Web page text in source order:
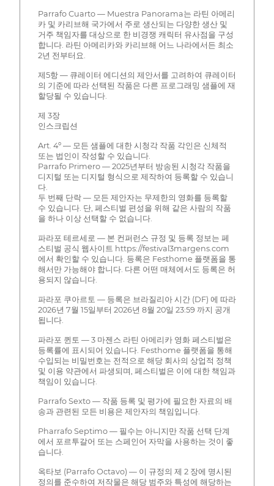
Parrafo Cuarto — Muestra Panorama는 라틴 아메리
카 및 카리브해 국가에서 주로 생산되는 다양한 생산 및
거주 책임자를 대상으로 한 비경쟁 캐릭터 유사점을 구성
합니다. 라틴 아메리카와 카리브해 어느 나라에서든 최소
2년 전부터요.
제5항 — 큐레이터 에디션의 제안서를 고려하여 큐레이터
의 기준에 따라 선택된 작품은 다른 프로그래밍 샘플에 재
할당될 수 있습니다.
제 3장
인스크립션
Art. 4º — 모든 샘플에 대한 시청각 작품 각인은 신체적
또는 법인이 작성할 수 있습니다.
Parrafo Primero — 2025년부터 방송된 시청각 작품을
디지털 또는 디지털 형식으로 제작하여 등록할 수 있습니
다.
두 번째 단락 — 모든 제안자는 무제한의 영화를 등록할
수 있습니다. 단, 페스티벌 편성을 위해 같은 사람의 작품
을 하나 이상 선택할 수 없습니다.
파라포 테르세로 — 본 컨퍼런스 규정 및 등록 정보는 페
스티벌 공식 웹사이트 https://festival3margens.com
에서 확인할 수 있습니다. 등록은 Festhome 플랫폼을 통
해서만 가능해야 합니다. 다른 어떤 매체에서도 등록은 허
용되지 않습니다.
파라포 쿠아르토 — 등록은 브라질리아 시간 (DF) 에 따라
2026년 7월 15일부터 2026년 8월 20일 23:59 까지 공개
됩니다.
파라포 퀸토 — 3 마젠스 라틴 아메리카 영화 페스티벌은
등록률에 표시되어 있습니다. Festhome 플랫폼을 통해
수입되는 비밀번호는 전적으로 해당 회사의 상업적 정책
및 이용 약관에서 파생되며, 페스티벌은 이에 대한 책임과
책임이 있습니다.
Parrafo Sexto — 작품 등록 및 평가에 필요한 자료의 배
송과 관련된 모든 비용은 제안자의 책임입니다.
Pharrafo Septimo — 필수는 아니지만 작품 선택 단계
에서 포르투갈어 또는 스페인어 자막을 사용하는 것이 좋
습니다.
옥타보 (Parrafo Octavo) — 이 규정의 제 2 장에 명시된
정의를 준수하여 저작물은 해당 범주와 특성에 해당하는